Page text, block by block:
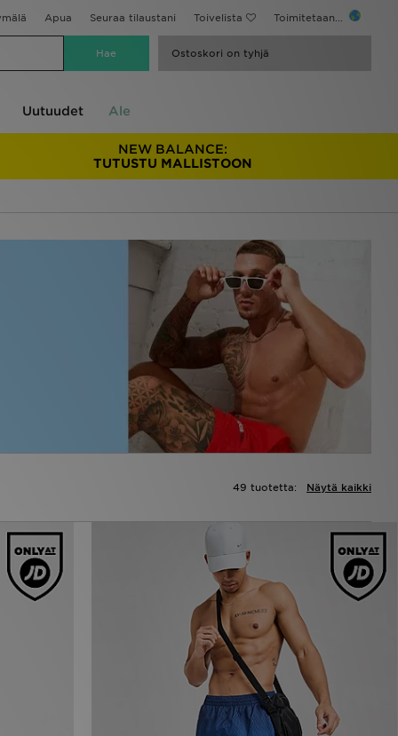
Apua Seuraa tilaustani Toivelista Toimitetaan...
Ostoskori on tyhjä
Uutuudet Ale
NEW BALANCE:
TUTUSTU MALLISTOON
Näytä kaikki
49 tuotetta: